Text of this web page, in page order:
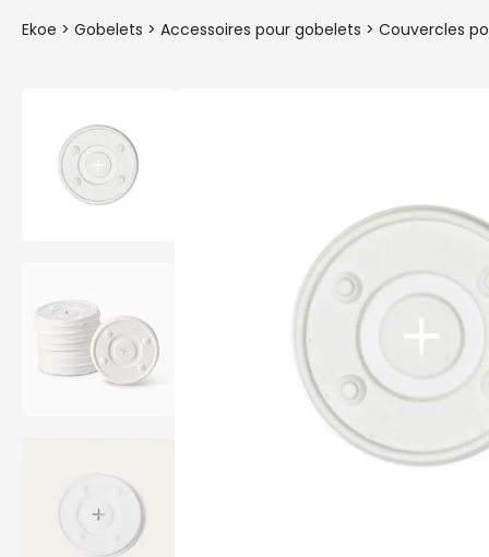
Ekoe > Gobelets > Accessoires pour gobelets > Couvercles